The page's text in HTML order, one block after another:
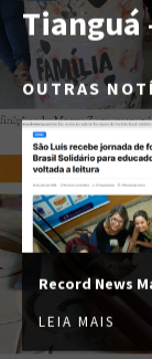
Tianguá
OUTRAS
Record News
LEIA MAIS